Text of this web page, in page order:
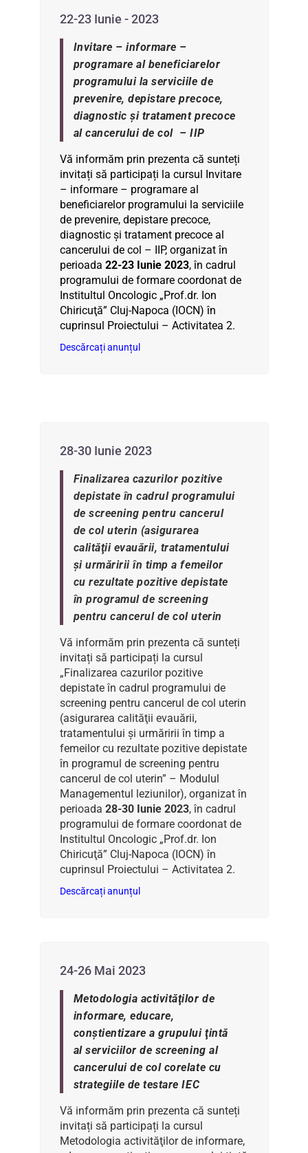
22-23 Iunie - 2023
Invitare – informare –
programare al beneficiarelor
programului la serviciile de
prevenire, depistare precoce,
diagnostic şi tratament precoce
al cancerului de col – IIP
Vă informăm prin prezenta că sunteți
invitați să participați la cursul Invitare
– informare – programare al
beneficiarelor programului la serviciile
de prevenire, depistare precoce,
diagnostic şi tratament precoce al
cancerului de col – IIP, organizat în
perioada 22-23 Iunie 2023, în cadrul
programului de formare coordonat de
Institultul Oncologic „Prof.dr. Ion
Chiricuţă” Cluj-Napoca (IOCN) în
cuprinsul Proiectului – Activitatea 2.
Descărcați anunțul
28-30 Iunie 2023
Finalizarea cazurilor pozitive
depistate în cadrul programului
de screening pentru cancerul
de col uterin (asigurarea
calităţii evauării, tratamentului
şi urmăririi în timp a femeilor
cu rezultate pozitive depistate
în programul de screening
pentru cancerul de col uterin
Vă informăm prin prezenta că sunteți
invitați să participați la cursul
„Finalizarea cazurilor pozitive
depistate în cadrul programului de
screening pentru cancerul de col uterin
(asigurarea calităţii evauării,
tratamentului şi urmăririi în timp a
femeilor cu rezultate pozitive depistate
în programul de screening pentru
cancerul de col uterin” – Modulul
Managementul leziunilor), organizat în
perioada 28-30 Iunie 2023, în cadrul
programului de formare coordonat de
Institultul Oncologic „Prof.dr. Ion
Chiricuţă” Cluj-Napoca (IOCN) în
cuprinsul Proiectului – Activitatea 2.
Descărcați anunțul
24-26 Mai 2023
Metodologia activităţilor de
informare, educare,
conştientizare a grupului ţintă
al serviciilor de screening al
cancerului de col corelate cu
strategiile de testare IEC
Vă informăm prin prezenta că sunteți
invitați să participați la cursul
Metodologia activităţilor de informare,